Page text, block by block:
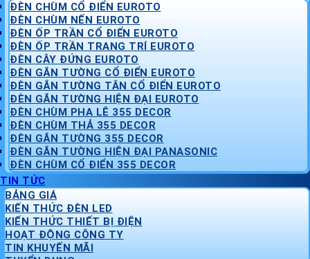
ĐÈN CHÙM CỔ ĐIỂN EUROTO
ĐÈN CHÙM NẾN EUROTO
ĐÈN ỐP TRẦN CỔ ĐIỂN EUROTO
ĐÈN ỐP TRẦN TRANG TRÍ EUROTO
ĐÈN CÂY ĐỨNG EUROTO
ĐÈN GẮN TƯỜNG CỔ ĐIỂN EUROTO
ĐÈN GẮN TƯỜNG TÂN CỔ ĐIỂN EUROTO
ĐÈN GẮN TƯỜNG HIỆN ĐẠI EUROTO
ĐÈN CHÙM PHA LÊ 355 DECOR
ĐÈN CHÙM THẢ 355 DECOR
ĐÈN GẮN TƯỜNG 355 DECOR
ĐÈN GẮN TƯỜNG HIỆN ĐẠI PANASONIC
ĐÈN CHÙM CỔ ĐIỂN 355 DECOR
TIN TỨC
BẢNG GIÁ
KIẾN THỨC ĐÈN LED
KIẾN THỨC THIẾT BỊ ĐIỆN
HOẠT ĐỘNG CÔNG TY
TIN KHUYẾN MÃI